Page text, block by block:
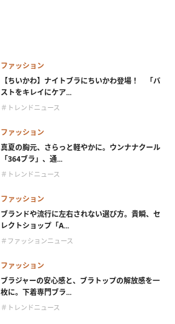
ファッション
【ちいかわ】ナイトブラにちいかわ登場！ 「バ
ストをキレイにケア...
＃トレンドニュース
ファッション
真夏の胸元、さらっと軽やかに。ウンナナクール
「364ブラ」、通...
＃トレンドニュース
ファッション
ブランドや流行に左右されない選び方。貴瞬、セ
レクトショップ「A...
＃ファッションニュース
ファッション
ブラジャーの安心感と、ブラトップの解放感を一
枚に。下着専門ブラ...
＃トレンドニュース